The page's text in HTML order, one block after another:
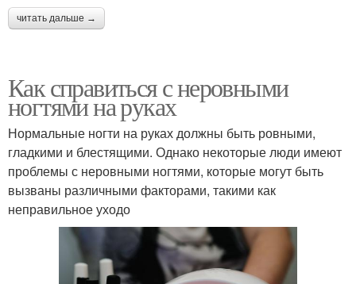
читать дальше →
Как справиться с неровными
ногтями на руках
Нормальные ногти на руках должны быть ровными,
гладкими и блестящими. Однако некоторые люди имеют
проблемы с неровными ногтями, которые могут быть
вызваны различными факторами, такими как
неправильное уходо